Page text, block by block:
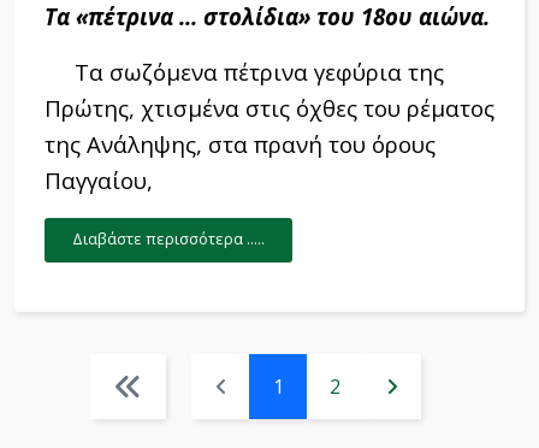
Τα «πέτρινα ... στολίδια» του 18ου αιώνα.
Τα σωζόμενα πέτρινα γεφύρια της
Πρώτης, χτισμένα στις όχθες του ρέματος
της Ανάληψης, στα πρανή του όρους
Παγγαίου,
Διαβάστε περισσότερα .....
1 2